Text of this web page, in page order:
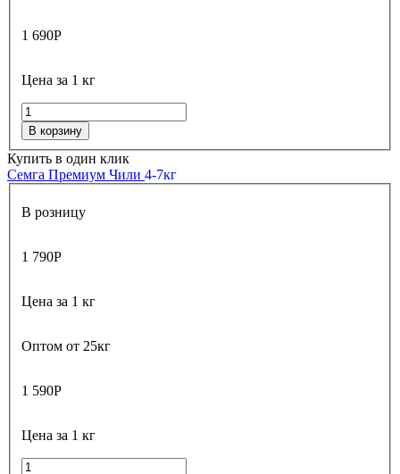
1 690Р
Цена за 1 кг
В корзину
Купить в один клик
Семга Премиум Чили 4-7кг
В розницу
1 790Р
Цена за 1 кг
Оптом от 25кг
1 590Р
Цена за 1 кг